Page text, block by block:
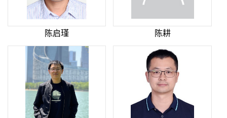
陈启瑾 陈耕